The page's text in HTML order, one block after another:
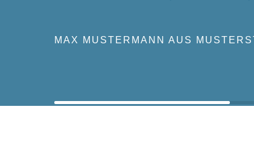
MAX MUSTERMANN AUS